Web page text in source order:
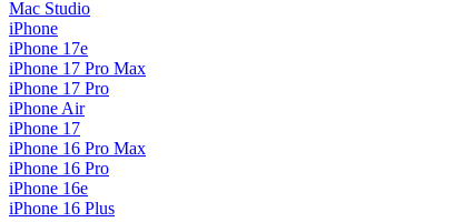
Mac Studio
iPhone
iPhone 17e
iPhone 17 Pro Max
iPhone 17 Pro
iPhone Air
iPhone 17
iPhone 16 Pro Max
iPhone 16 Pro
iPhone 16e
iPhone 16 Plus